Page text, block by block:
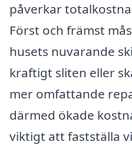
påverkar
Först och främst
husets nuvarande
kraftigt sliten eller
mer omfattande
därmed ökade
viktigt att fastställa